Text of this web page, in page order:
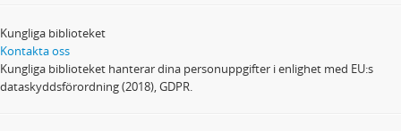
Kungliga biblioteket
Kontakta oss
Kungliga biblioteket hanterar dina personuppgifter i enlighet med EU:s
dataskyddsförordning (2018), GDPR.